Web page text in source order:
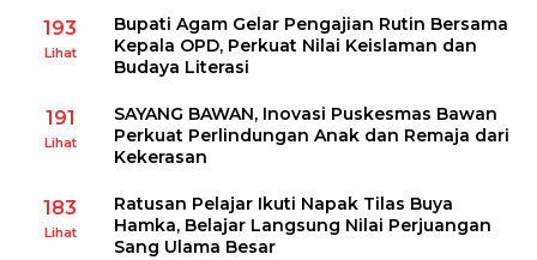
193
Lihat
Bupati Agam Gelar Pengajian Rutin Bersama
Kepala OPD, Perkuat Nilai Keislaman dan
Budaya Literasi
191
Lihat
SAYANG BAWAN, Inovasi Puskesmas Bawan
Perkuat Perlindungan Anak dan Remaja dari
Kekerasan
183
Lihat
Ratusan Pelajar Ikuti Napak Tilas Buya
Hamka, Belajar Langsung Nilai Perjuangan
Sang Ulama Besar